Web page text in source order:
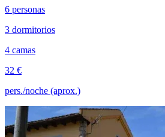
6 personas
3 dormitorios
4 camas
32 €
pers./noche (aprox.)